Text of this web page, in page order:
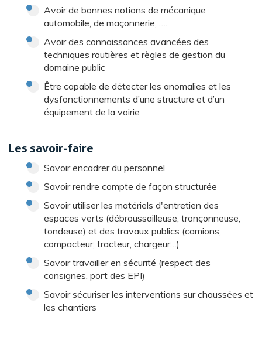
Avoir de bonnes notions de mécanique
automobile, de maçonnerie, ….
Avoir des connaissances avancées des
techniques routières et règles de gestion du
domaine public
Être capable de détecter les anomalies et les
dysfonctionnements d’une structure et d’un
équipement de la voirie
Les savoir-faire
Savoir encadrer du personnel
Savoir rendre compte de façon structurée
Savoir utiliser les matériels d'entretien des
espaces verts (débroussailleuse, tronçonneuse,
tondeuse) et des travaux publics (camions,
compacteur, tracteur, chargeur…)
Savoir travailler en sécurité (respect des
consignes, port des EPI)
Savoir sécuriser les interventions sur chaussées et
les chantiers